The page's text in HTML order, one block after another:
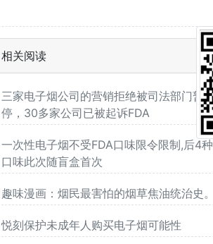
相关阅读
三家电子烟公司的营销拒绝被司法部门暂
停，30多家公司已被起诉FDA
一次性电子烟不受FDA口味限令限制,后4种
口味此次随盲盒首次
趣味漫画：烟民最害怕的烟草焦油统治史。
悦刻保护未成年人购买电子烟可能性